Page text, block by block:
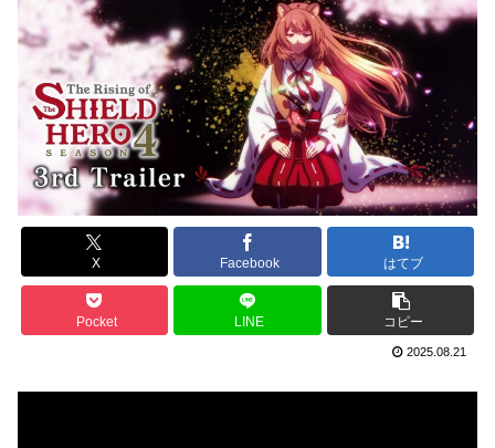
X Facebook はてブ
Pocket LINE コピー
2025.08.21